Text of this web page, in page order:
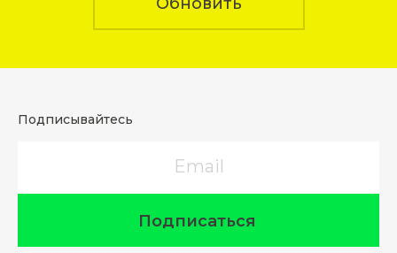
Подписывайтесь
Подписаться